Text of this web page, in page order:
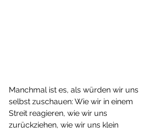
Manchmal ist es, als würden wir uns
selbst zuschauen: Wie wir in einem
Streit reagieren, wie wir uns
zurückziehen, wie wir uns klein